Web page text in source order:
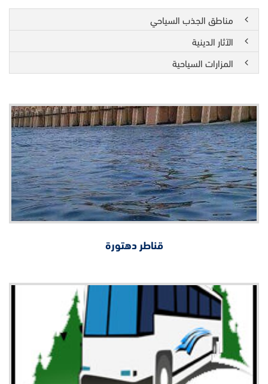
مناطق الجذب السياحي
الآثار الدينية
المزارات السياحية
قناطر دهتورة